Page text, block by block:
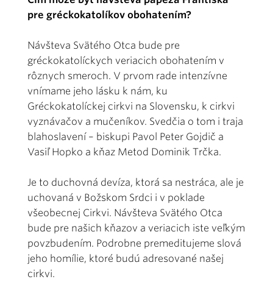
pre gréckokatolíkov obohatením?
Návšteva Svätého Otca bude pre
gréckokatolíckych veriacich obohatením v
rôznych smeroch. V prvom rade intenzívne
vnímame jeho lásku k nám, ku
Gréckokatolíckej cirkvi na Slovensku, k cirkvi
vyznávačov a mučeníkov. Svedčia o tom i traja
blahoslavení – biskupi Pavol Peter Gojdič a
Vasiľ Hopko a kňaz Metod Dominik Trčka.
Je to duchovná devíza, ktorá sa nestráca, ale je
uchovaná v Božskom Srdci i v poklade
všeobecnej Cirkvi. Návšteva Svätého Otca
bude pre našich kňazov a veriacich iste veľkým
povzbudením. Podrobne premeditujeme slová
jeho homílie, ktoré budú adresované našej
cirkvi.